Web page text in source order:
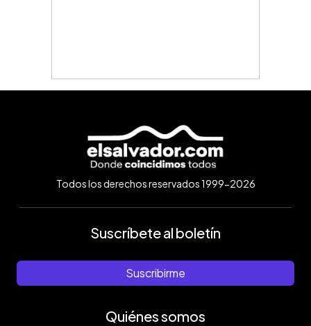
Todos los derechos reservados 1999-2026
Suscríbete al boletín
Suscribirme
Quiénes somos